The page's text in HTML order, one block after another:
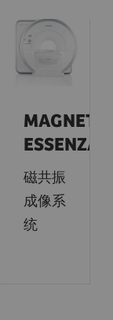
ESSENZA
磁共振
成像系
统